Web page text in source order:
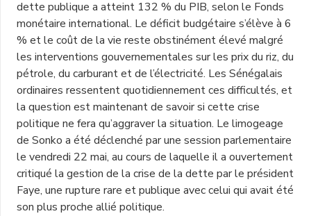
dette publique a atteint 132 % du PIB, selon le Fonds
monétaire international. Le déficit budgétaire s’élève à 6
% et le coût de la vie reste obstinément élevé malgré
les interventions gouvernementales sur les prix du riz, du
pétrole, du carburant et de l’électricité. Les Sénégalais
ordinaires ressentent quotidiennement ces difficultés, et
la question est maintenant de savoir si cette crise
politique ne fera qu’aggraver la situation. Le limogeage
de Sonko a été déclenché par une session parlementaire
le vendredi 22 mai, au cours de laquelle il a ouvertement
critiqué la gestion de la crise de la dette par le président
Faye, une rupture rare et publique avec celui qui avait été
son plus proche allié politique.